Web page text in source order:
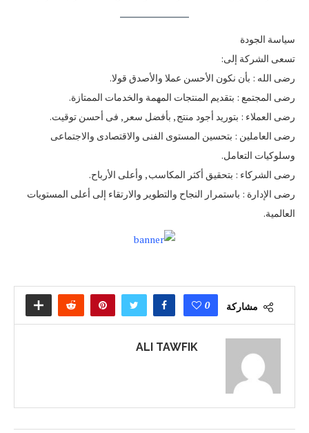
سياسة الجودة
تسعى الشركة إلى:
رضى الله : بأن نكون الأحسن عملا والأصدق قولا.
رضى المجتمع : بتقديم المنتجات المهمة والخدمات الممتازة.
رضى العملاء : بتوريد أجود منتج , بأفضل سعر , فى أحسن توقيت.
رضى العاملين : بتحسين المستوى الفنى والاقتصادى والاجتماعى
وسلوكيات التعامل.
رضى الشركاء : بتحقيق أكثر المكاسب , وأعلى الأرباح.
رضى الإدارة : باستمرار النجاح والتطوير والارتقاء إلى أعلى المستويات
العالمية.
مشاركة 0
ALI TAWFIK